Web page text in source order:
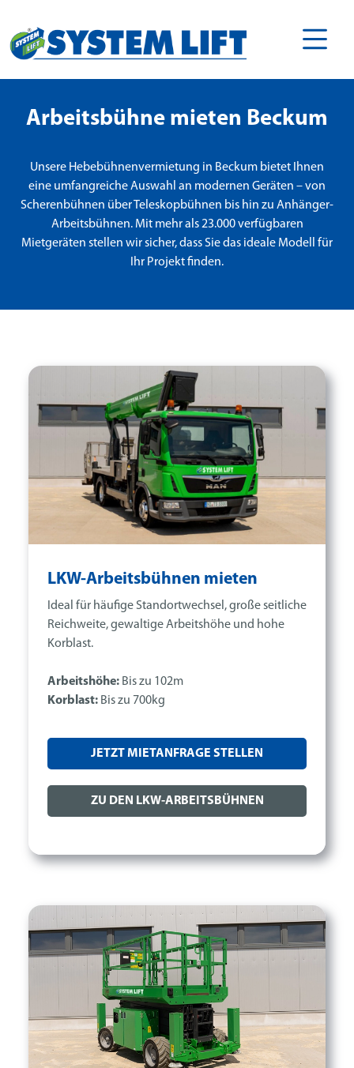
Arbeitsbühne mieten Beckum
Unsere Hebebühnenvermietung in Beckum bietet Ihnen
eine umfangreiche Auswahl an modernen Geräten – von
Scherenbühnen über Teleskopbühnen bis hin zu Anhänger-
Arbeitsbühnen. Mit mehr als 23.000 verfügbaren
Mietgeräten stellen wir sicher, dass Sie das ideale Modell für
Ihr Projekt finden.
LKW-Arbeitsbühnen mieten
Ideal für häufige Standortwechsel, große seitliche
Reichweite, gewaltige Arbeitshöhe und hohe
Korblast.
Arbeitshöhe: Bis zu 102m
Korblast: Bis zu 700kg
JETZT MIETANFRAGE STELLEN
ZU DEN LKW-ARBEITSBÜHNEN